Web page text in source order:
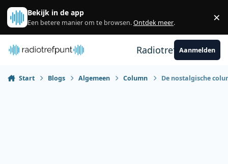
Spring naar bijdragen
Bekijk in de app
Een betere manier om te browsen.Ontdek meer. ×
RadiotrefpuntAanmelden
Start Blogs Algemeen Column De nostalgische